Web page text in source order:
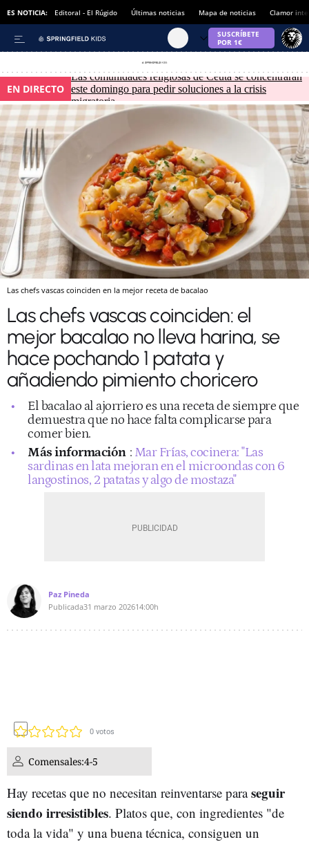
ES NOTICIA: Editoral - El Rúgido Últimas noticias Mapa de noticias Clamor
EN DIRECTO
Las comunidades religiosas de Ceuta se concentrarán
este domingo para pedir soluciones a la crisis
migratoria
Las chefs vascas coinciden en la mejor receta de bacalao
Las chefs vascas coinciden: el
mejor bacalao no lleva harina, se
hace pochando 1 patata y
añadiendo pimiento choricero
El bacalao al ajorriero es una receta de siempre que
demuestra que no hace falta complicarse para
comer bien.
Más información : Mar Frías, cocinera: "Las
sardinas en lata mejoran en el microondas con 6
langostinos, 2 patatas y algo de mostaza"
Paz Pineda
Publicada31 marzo 202614:00h
0 votos
Comensales:4-5
Hay recetas que no necesitan reinventarse paraseguir
siendo irresistibles. Platos que, con ingredientes "de
toda la vida" y una buena técnica, consiguen un